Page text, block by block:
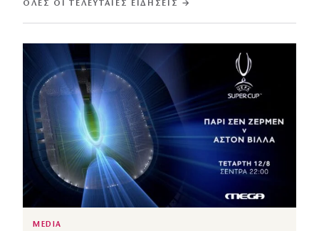
ΌΛΕΣ ΟΙ ΤΕΛΕΥΤΑΊΕΣ ΕΙΔΉΣΕΙΣ →
MEDIA